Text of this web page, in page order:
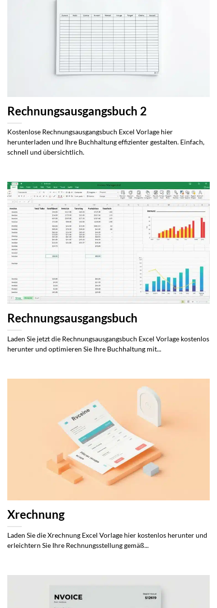
Rechnungsausgangsbuch 2
Kostenlose Rechnungsausgangsbuch Excel Vorlage hier
herunterladen und Ihre Buchhaltung effizienter gestalten. Einfach,
schnell und übersichtlich.
Rechnungsausgangsbuch
Laden Sie jetzt die Rechnungsausgangsbuch Excel Vorlage kostenlos
herunter und optimieren Sie Ihre Buchhaltung mit...
Xrechnung
Laden Sie die Xrechnung Excel Vorlage hier kostenlos herunter und
erleichtern Sie Ihre Rechnungsstellung gemäß...